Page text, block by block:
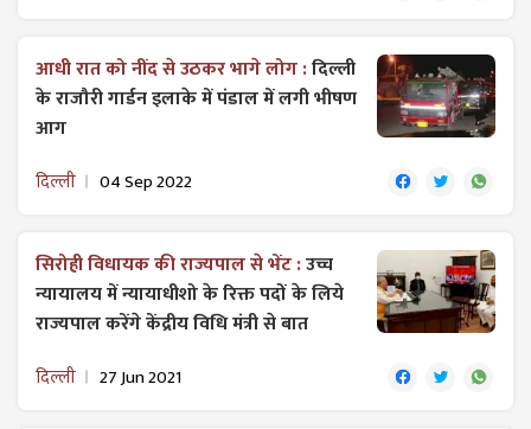
आधी रात को नींद से उठकर भागे लोग :दिल्ली
के राजौरी गार्डन इलाके में पंडाल में लगी भीषण
आग
दिल्ली 04 Sep 2022
सिरोही विधायक की राज्यपाल से भेंट :उच्च
न्यायालय में न्यायाधीशो के रिक्त पदों के लिये
राज्यपाल करेंगे केंद्रीय विधि मंत्री से बात
दिल्ली 27 Jun 2021